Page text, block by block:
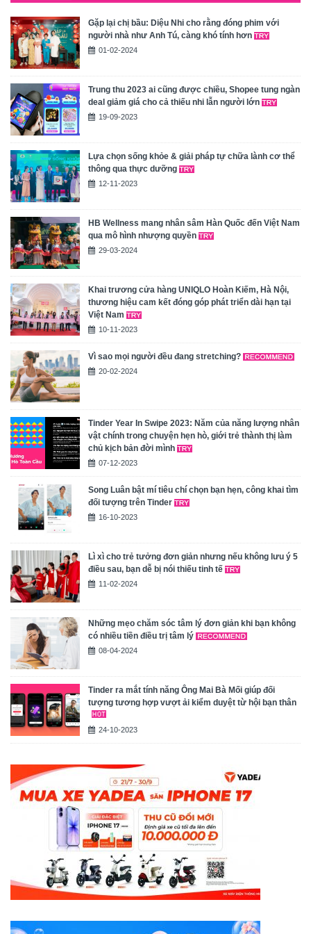
Gặp lại chị bầu: Diệu Nhi cho rằng đóng phim với
người nhà như Anh Tú, càng khó tính hơn
01-02-2024
Trung thu 2023 ai cũng được chiều, Shopee tung ngàn
deal giảm giá cho cả thiếu nhi lẫn người lớn
19-09-2023
Lựa chọn sống khỏe & giải pháp tự chữa lành cơ thể
thông qua thực dưỡng
12-11-2023
HB Wellness mang nhân sâm Hàn Quốc đến Việt Nam
qua mô hình nhượng quyền
29-03-2024
Khai trương cửa hàng UNIQLO Hoàn Kiếm, Hà Nội,
thương hiệu cam kết đóng góp phát triển dài hạn tại
Việt Nam
10-11-2023
Vì sao mọi người đều đang stretching?
20-02-2024
Tinder Year In Swipe 2023: Năm của năng lượng nhân
vật chính trong chuyện hẹn hò, giới trẻ thành thị làm
chủ kịch bản đời mình
07-12-2023
Song Luân bật mí tiêu chí chọn bạn hẹn, công khai tìm
đối tượng trên Tinder
16-10-2023
Lì xì cho trẻ tưởng đơn giản nhưng nếu không lưu ý 5
điều sau, bạn dễ bị nói thiếu tinh tế
11-02-2024
Những mẹo chăm sóc tâm lý đơn giản khi bạn không
có nhiều tiền điều trị tâm lý
08-04-2024
Tinder ra mắt tính năng Ông Mai Bà Mối giúp đối
tượng tương hợp vượt ải kiểm duyệt từ hội bạn thân
24-10-2023